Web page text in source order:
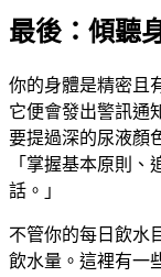
最後：傾聽
你的身體是精密且
它便會發出警訊通
要提過深的尿液顏
「掌握基本原則
話。」
不管你的每日飲水
飲水量。這裡有一